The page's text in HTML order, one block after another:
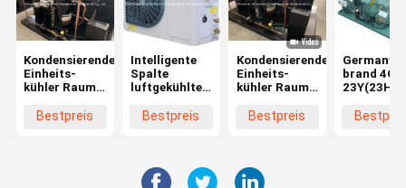
Kondensierendes
Einheits-
kühler Raum-
Emerson
Bestpreis
Intelligente
Spalte
luftgekühlter
DAM020QYT
Einheit
Coldroom-
Bestpreis
Kondensierendes
Einheits-
kühler Raum-
Emerson
Bestpreis
Germany
brand
23Y(23HP)
Cooled